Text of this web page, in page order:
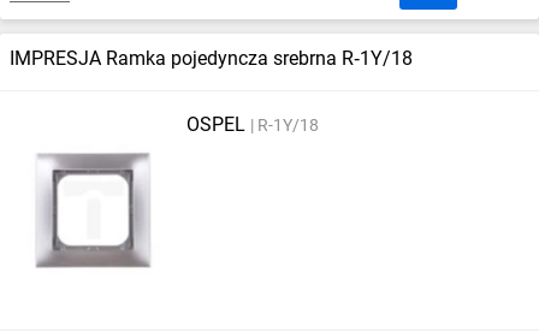
IMPRESJA Ramka pojedyncza srebrna R‑1Y/18
OSPEL R-1Y/18